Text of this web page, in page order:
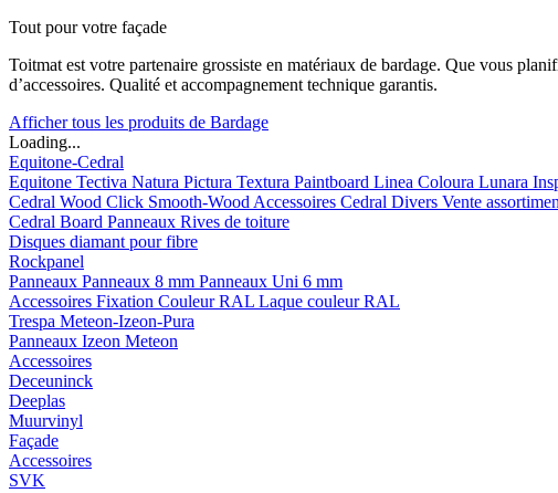
Tout pour votre façade
Toitmat est votre partenaire grossiste en matériaux de bardage. Que vous
d’accessoires. Qualité et accompagnement technique garantis.
Afficher tous les produits de Bardage
Loading...
Equitone-Cedral
Equitone Tectiva Natura Pictura Textura Paintboard Linea Coloura Lunara
Cedral Wood Click Smooth-Wood Accessoires Cedral Divers Vente
Cedral Board Panneaux Rives de toiture
Disques diamant pour fibre
Rockpanel
Panneaux Panneaux 8 mm Panneaux Uni 6 mm
Accessoires Fixation Couleur RAL Laque couleur RAL
Trespa Meteon-Izeon-Pura
Panneaux Izeon Meteon
Accessoires
Deceuninck
Deeplas
Muurvinyl
Façade
Accessoires
SVK